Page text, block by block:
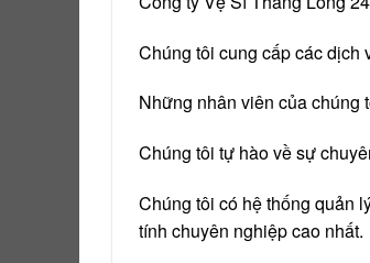
Chúng tôi cung cấp các dịch
Những nhân viên của chúng
Chúng tôi tự hào về sự
Chúng tôi có hệ thống quản
tính chuyên nghiệp cao nhất.